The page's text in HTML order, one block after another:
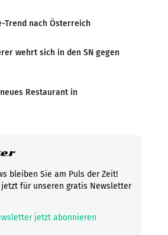
Trend nach Österreich
wehrt sich in den SN gegen
Restaurant in
bleiben Sie am Puls der Zeit!
für unseren gratis Newsletter
jetzt abonnieren